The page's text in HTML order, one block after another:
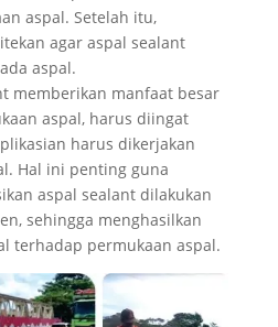
aspal. Setelah itu,
agar aspal sealant
aspal.
memberikan manfaat besar
aspal, harus diingat
harus dikerjakan
Hal ini penting guna
aspal sealant dilakukan
sehingga menghasilkan
terhadap permukaan aspal.